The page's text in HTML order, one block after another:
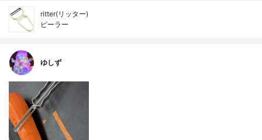
ritter(リッター)
ピーラー
ゆしず